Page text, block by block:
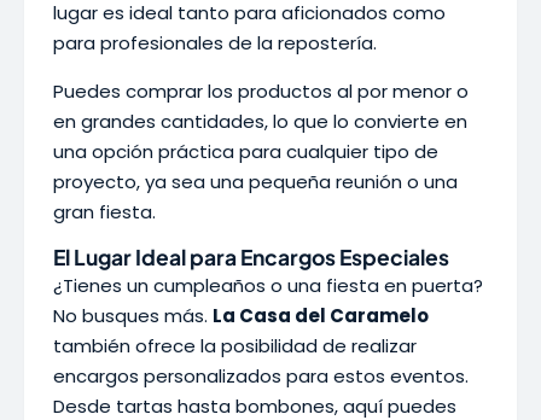
lugar es ideal tanto para aficionados como
para profesionales de la repostería.
Puedes comprar los productos al por menor o
en grandes cantidades, lo que lo convierte en
una opción práctica para cualquier tipo de
proyecto, ya sea una pequeña reunión o una
gran fiesta.
El Lugar Ideal para Encargos Especiales
¿Tienes un cumpleaños o una fiesta en puerta?
No busques más. La Casa del Caramelo
también ofrece la posibilidad de realizar
encargos personalizados para estos eventos.
Desde tartas hasta bombones, aquí puedes